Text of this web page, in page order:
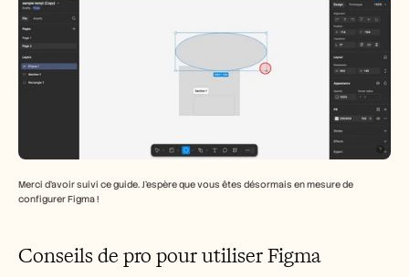
Merci d'avoir suivi ce guide. J'espère que vous êtes désormais en mesure de
configurer Figma !
Conseils de pro pour utiliser Figma